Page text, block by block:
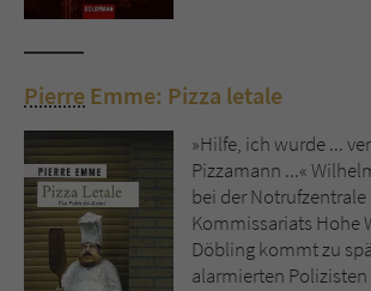
Pierre Emme: Pizza letale
»Hilfe, ich wurde ...
Pizzamann ...«
bei der Notrufzentrale
Kommissariats Hohe
Döbling kommt zu
alarmierten Polizisten
zu speichern.
Name
Anbieter Literatur-Couch Medien
Laufzeit 1 Jahr
Zweck Cookie für die Bewertung